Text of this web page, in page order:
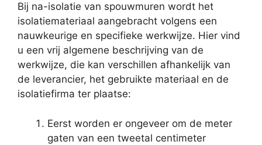
Bij na-isolatie van spouwmuren wordt het
isolatiemateriaal aangebracht volgens een
nauwkeurige en specifieke werkwijze. Hier vind
u een vrij algemene beschrijving van de
werkwijze, die kan verschillen afhankelijk van
de leverancier, het gebruikte materiaal en de
isolatiefirma ter plaatse:
Eerst worden er ongeveer om de meter
gaten van een tweetal centimeter